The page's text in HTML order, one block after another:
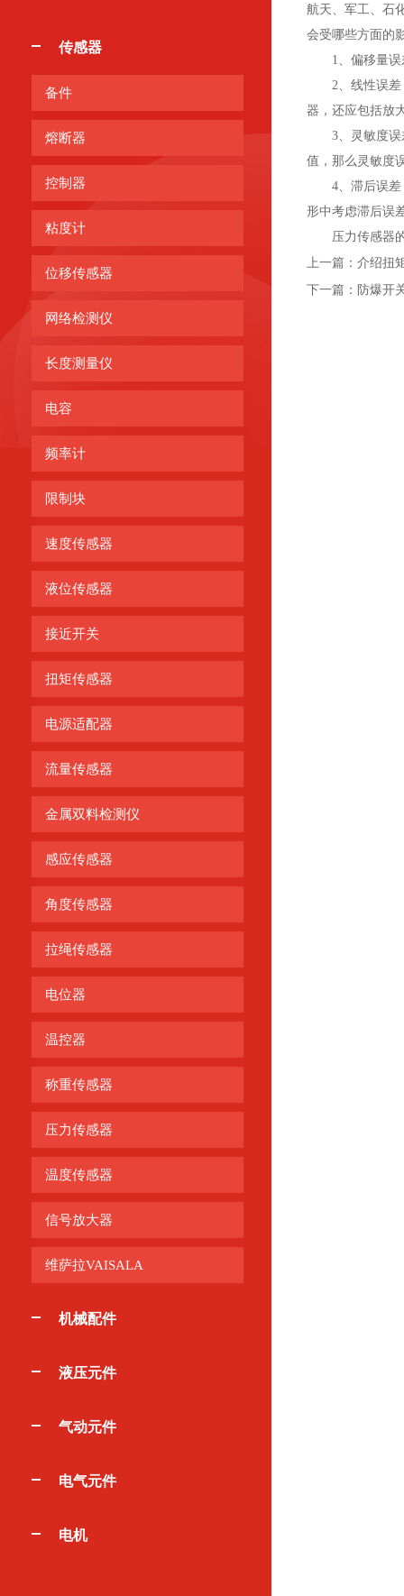
传感器
备件
熔断器
控制器
粘度计
位移传感器
网络检测仪
长度测量仪
电容
频率计
限制块
速度传感器
液位传感器
接近开关
扭矩传感器
电源适配器
流量传感器
金属双料检测仪
感应传感器
角度传感器
拉绳传感器
电位器
温控器
称重传感器
压力传感器
温度传感器
信号放大器
维萨拉VAISALA
机械配件
液压元件
气动元件
电气元件
电机
航天、军工、石
会受哪些方面的
1、偏移量误差
2、线性误差：
器，还应包括放
3、灵敏度误差
值，那么灵敏度
4、滞后误差：
形中考虑滞后误
压力传感器的
上一篇： 介绍扭
下一篇： 防爆开